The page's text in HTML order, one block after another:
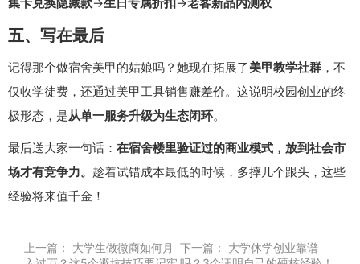
五、写在最后
记得那个做宿舍美甲的姑娘吗？她现在拓展了美甲教学社群 ，不
仅收学徒费，还通过美甲工具销售赚差价。这说明校园创业的终
极形态，是从单一服务升级为生态闭环。
最后送大家一句话： 在宿舍楼里验证过的商业模式，放到社会市
场才有竞争力。 趁着试错成本最低的时候，多摔几个跟头，这些
经验将来值千金！
上一篇：
大学生做微商如何月
下一篇：
大学休学创业靠谱